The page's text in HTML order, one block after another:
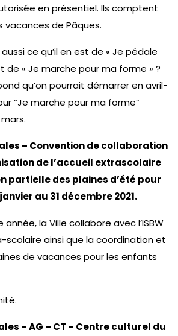
en présentiel. Ils comptent
vacances de Pâques.
ce qu’il en est de « Je pédale
de « Je marche pour ma forme » ?
qu’on pourrait démarrer en avril-
“Je marche pour ma forme”
– Convention de collaboration
de l’accueil extrascolaire
partielle des plaines d’été pour
au 31 décembre 2021.
année, la Ville collabore avec l’ISBW
scolaire ainsi que la coordination et
de vacances pour les enfants
– AG – CT – Centre culturel du